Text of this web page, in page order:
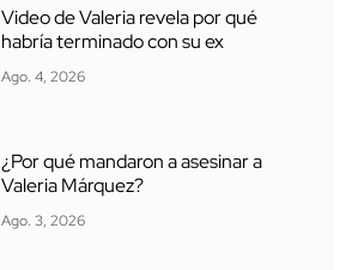
Video de Valeria revela por qué
habría terminado con su ex
Ago. 4, 2026
¿Por qué mandaron a asesinar a
Valeria Márquez?
Ago. 3, 2026